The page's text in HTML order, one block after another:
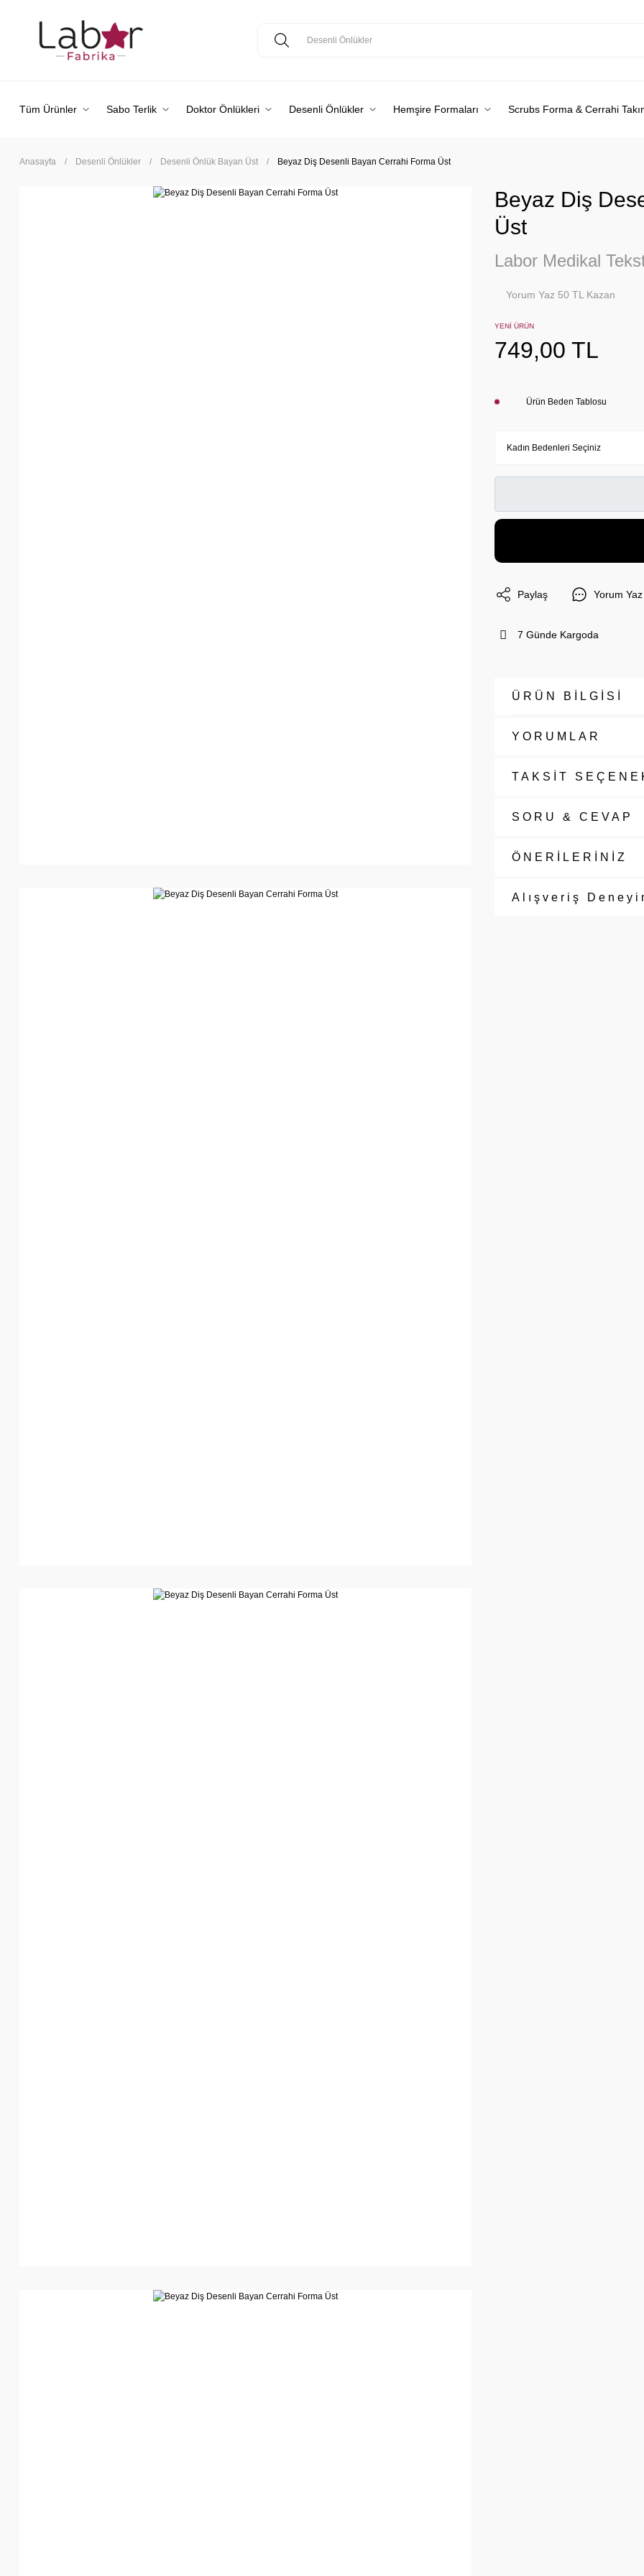
Tüm Ürünler Sabo Terlik Doktor Önlükleri Desenli Önlükler Hemşire Formaları Scrubs Forma & Cerrahi
Anasayfa Desenli Önlükler Desenli Önlük Bayan Üst Beyaz Diş Desenli Bayan Cerrahi Forma Üst
Beyaz Diş
Üst
Labor Medikal
Yorum Yaz 50 TL Kazan
YENİ ÜRÜN
749,00 TL
Ürün Beden Tablosu
Paylaş Yorum Yaz
7 Günde Kargoda
ÜRÜN BİLGİSİ
YORUMLAR
TAKSİT
SORU & CEVAP
ÖNERİLERİNİZ
Alışveriş